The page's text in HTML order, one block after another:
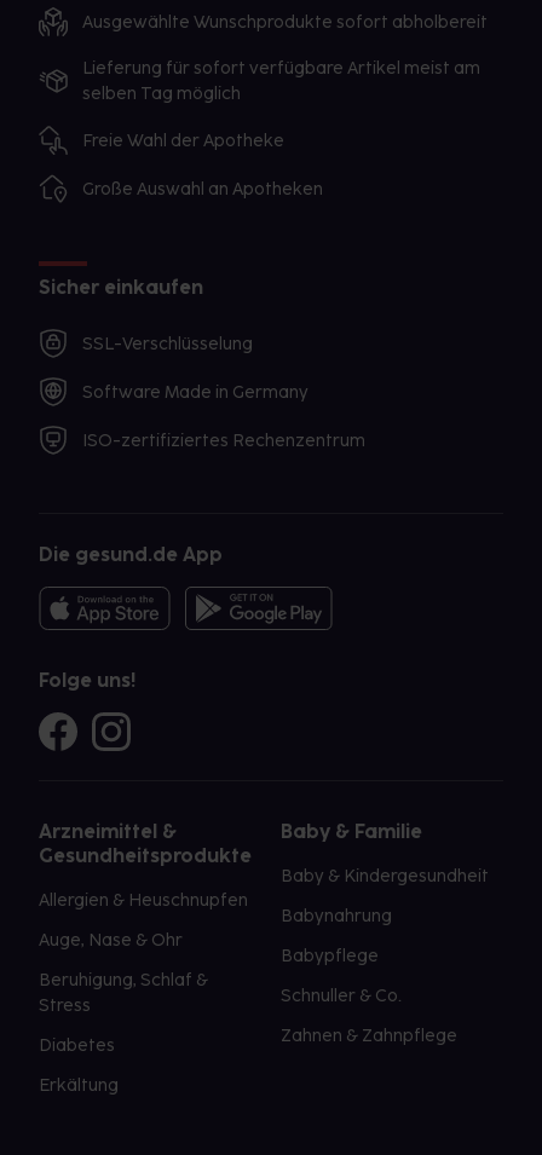
Ausgewählte Wunschprodukte sofort abholbereit
Lieferung für sofort verfügbare Artikel meist am
selben Tag möglich
Freie Wahl der Apotheke
Große Auswahl an Apotheken
Sicher einkaufen
SSL-Verschlüsselung
Software Made in Germany
ISO-zertifiziertes Rechenzentrum
Die gesund.de App
Folge uns!
Arzneimittel &
Gesundheitsprodukte
Allergien & Heuschnupfen
Auge, Nase & Ohr
Beruhigung, Schlaf &
Stress
Diabetes
Erkältung
Baby & Familie
Baby & Kindergesundheit
Babynahrung
Babypflege
Schnuller & Co.
Zahnen & Zahnpflege